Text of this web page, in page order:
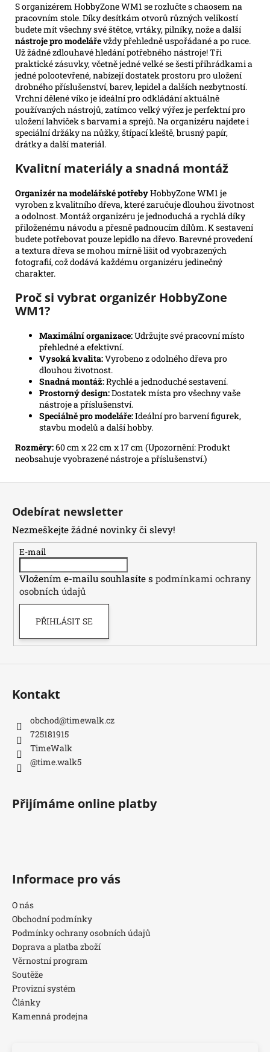
S organizérem HobbyZone WM1 se rozlučte s chaosem na
pracovním stole. Díky desítkám otvorů různých velikostí
budete mít všechny své štětce, vrtáky, pilníky, nože a další
nástroje pro modelářevždy přehledně uspořádané a po ruce.
Už žádné zdlouhavé hledání potřebného nástroje! Tři
praktické zásuvky, včetně jedné velké se šesti přihrádkami a
jedné polootevřené, nabízejí dostatek prostoru pro uložení
drobného příslušenství, barev, lepidel a dalších nezbytností.
Vrchní dělené víko je ideální pro odkládání aktuálně
používaných nástrojů, zatímco velký výřez je perfektní pro
uložení lahviček s barvami a sprejů. Na organizéru najdete i
speciální držáky na nůžky, štípací kleště, brusný papír,
drátky a další materiál.
Kvalitní materiály a snadná montáž
Organizér na modelářské potřebyHobbyZone WM1 je
vyroben z kvalitního dřeva, které zaručuje dlouhou životnost
a odolnost. Montáž organizéru je jednoduchá a rychlá díky
přiloženému návodu a přesně padnoucím dílům. K sestavení
budete potřebovat pouze lepidlo na dřevo. Barevné provedení
a textura dřeva se mohou mírně lišit od vyobrazených
fotografií, což dodává každému organizéru jedinečný
charakter.
Proč si vybrat organizér HobbyZone
WM1?
Maximální organizace:Udržujte své pracovní místo
přehledné a efektivní.
Vysoká kvalita:Vyrobeno z odolného dřeva pro
dlouhou životnost.
Snadná montáž:Rychlé a jednoduché sestavení.
Prostorný design:Dostatek místa pro všechny vaše
nástroje a příslušenství.
Speciálně pro modeláře:Ideální pro barvení figurek,
stavbu modelů a další hobby.
Rozměry:60 cm x 22 cm x 17 cm (Upozornění: Produkt
neobsahuje vyobrazené nástroje a příslušenství.)
Odebírat newsletter
Nezmeškejte žádné novinky či slevy!
E-mail
Vložením e-mailu souhlasíte s podmínkami ochrany
osobních údajů
PŘIHLÁSIT SE
Kontakt
obchod@timewalk.cz
725181915
TimeWalk
@time.walk5
Přijímáme online platby
Informace pro vás
O nás
Obchodní podmínky
Podmínky ochrany osobních údajů
Doprava a platba zboží
Věrnostní program
Soutěže
Provizní systém
Články
Kamenná prodejna